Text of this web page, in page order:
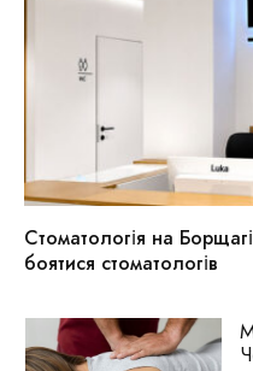
Стоматологія на
боятися стоматологів